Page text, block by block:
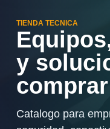
TIENDA TECNICA
y
Catalogo para